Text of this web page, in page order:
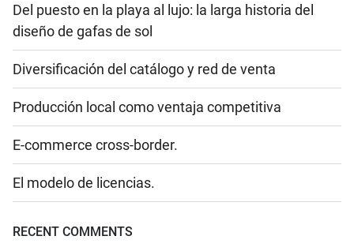
Del puesto en la playa al lujo: la larga historia del
diseño de gafas de sol
Diversificación del catálogo y red de venta
Producción local como ventaja competitiva
E-commerce cross-border.
El modelo de licencias.
RECENT COMMENTS